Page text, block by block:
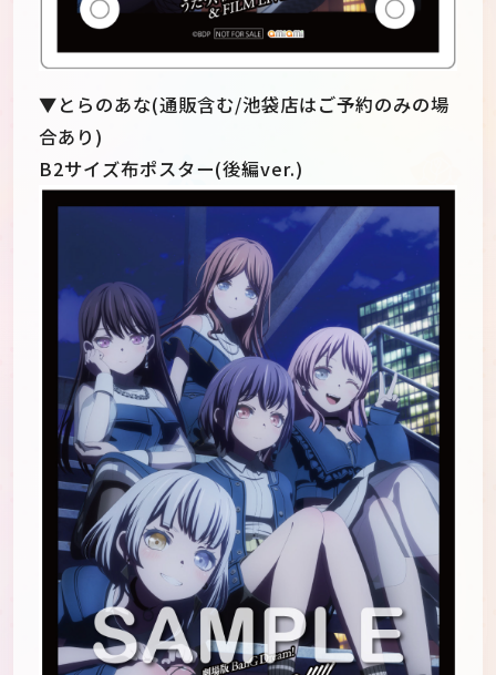
▼とらのあな(通販含む/池袋店はご予約のみの場
合あり)
B2サイズ布ポスター(後編ver.)